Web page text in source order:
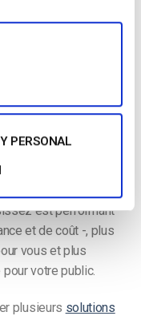
PERSONAL
plus large.
de contenuavec une
votreévénement virtuel
est performant –
et de coût -, plus
vous et plus
votre public.
plusieurs solutions